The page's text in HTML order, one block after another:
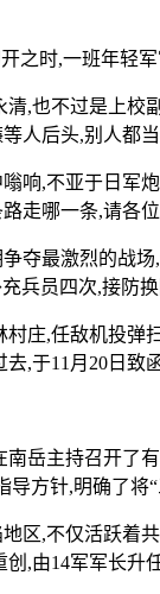
之时,一班年轻
清,也不过是上校
人后头,别人都
响,不亚于日军
走哪一条,请各
夺最激烈的战
兵员四次,接防
庄,任敌机投弹
去,于11月20日
南岳主持召开了
方针,明确了将
区,不仅活跃着
,由14军军长升